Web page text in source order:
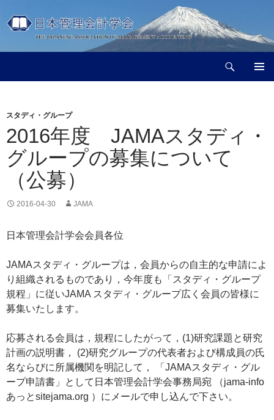
ン
ン
へ
プ
スタディ・グループ
2016年度 JAMAスタディ・
グループの募集について
（公募）
2016-04-30 JAMA
日本管理会計学会会員各位
JAMAスタディ・グループは，会員からの自主的な申請によ
り組織されるものであり，今年度も「スタディ・グループ
規程」に従いJAMA スタディ・グループ広く会員の皆様に
募集いたします。
応募される会員は，規程にしたがって，(1)研究課題と研究
計画の説明書， (2)研究グループの代表者および構成員の氏
名ならびに所属機関を明記して， 「JAMAスタディ・グル
ープ申請書」として日本管理会計学会事務局宛 （jama-info
あっとsitejama.org ）にメールで申し込んで下さい。